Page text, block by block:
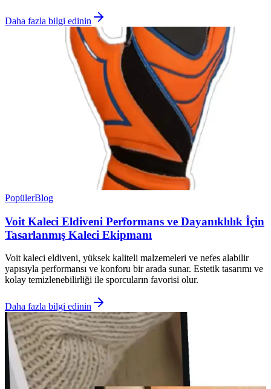
Daha fazla bilgi edinin
PopülerBlog
Voit Kaleci Eldiveni Performans ve Dayanıklılık İçin
Tasarlanmış Kaleci Ekipmanı
Voit kaleci eldiveni, yüksek kaliteli malzemeleri ve nefes alabilir
yapısıyla performansı ve konforu bir arada sunar. Estetik tasarımı ve
kolay temizlenebilirliği ile sporcuların favorisi olur.
Daha fazla bilgi edinin